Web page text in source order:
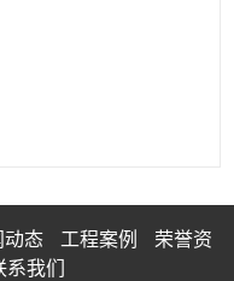
动态 工程案例
荣誉资
系我们